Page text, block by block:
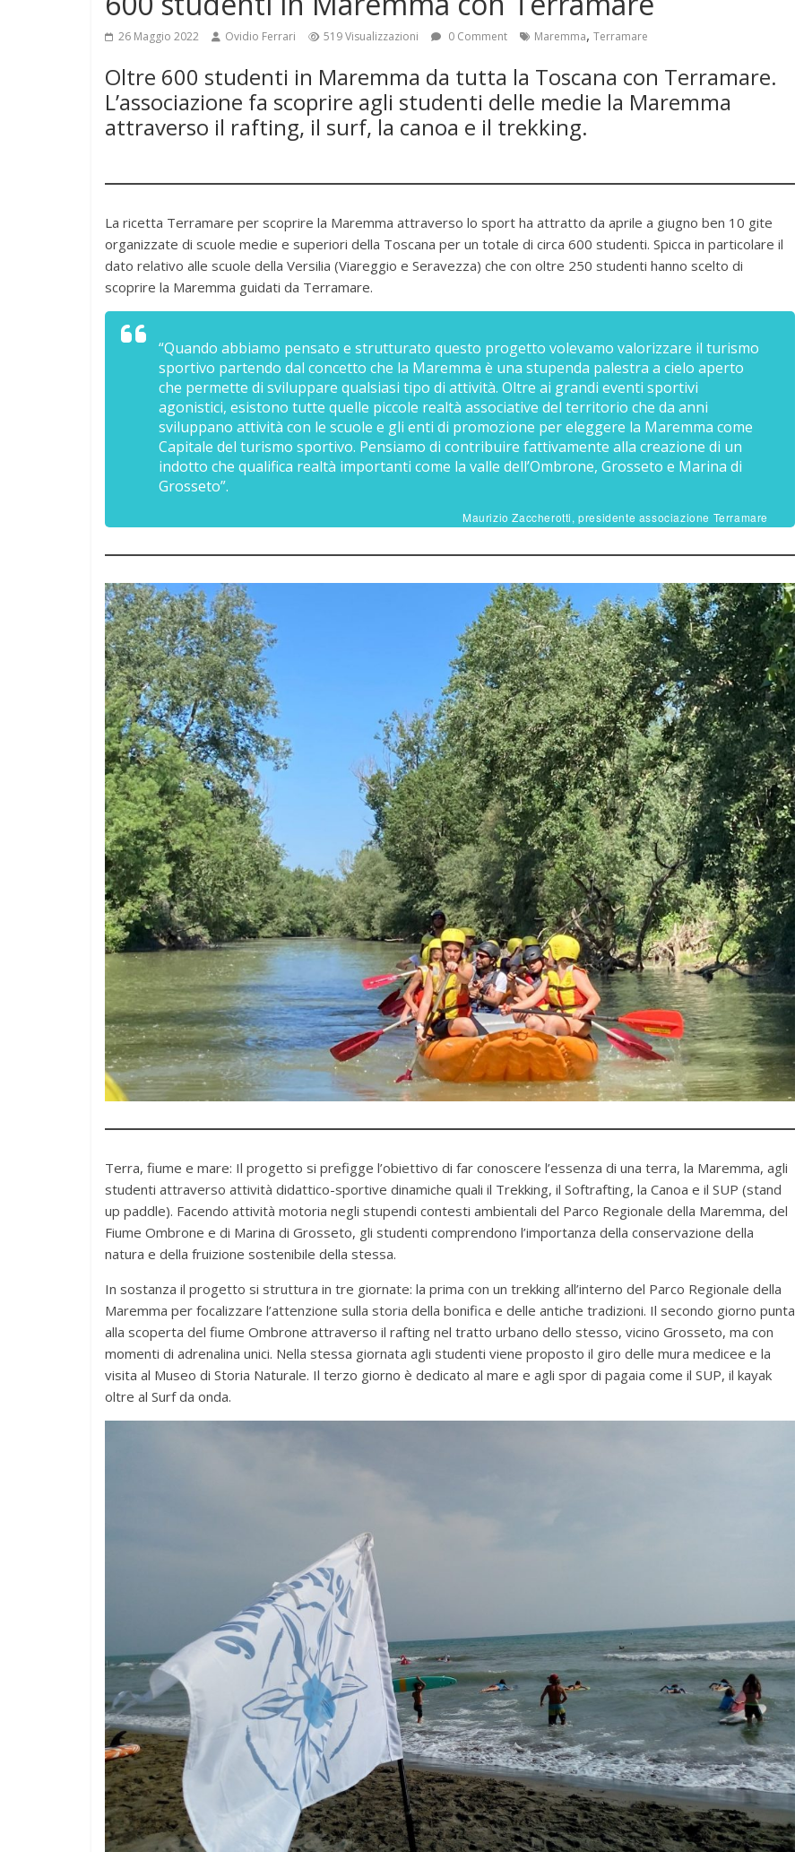
26 Maggio 2022 Ovidio Ferrari 519 Visualizzazioni 0 Comment Maremma, Terramare
Oltre 600 studenti in Maremma da tutta la Toscana con Terramare.
L’associazione fa scoprire agli studenti delle medie la Maremma
attraverso il rafting, il surf, la canoa e il trekking.
La ricetta Terramare per scoprire la Maremma attraverso lo sport ha attratto da aprile a giugno ben 10 gite
organizzate di scuole medie e superiori della Toscana per un totale di circa 600 studenti. Spicca in particolare il
dato relativo alle scuole della Versilia (Viareggio e Seravezza) che con oltre 250 studenti hanno scelto di
scoprire la Maremma guidati da Terramare.
“Quando abbiamo pensato e strutturato questo progetto volevamo valorizzare il turismo
sportivo partendo dal concetto che la Maremma è una stupenda palestra a cielo aperto
che permette di sviluppare qualsiasi tipo di attività. Oltre ai grandi eventi sportivi
agonistici, esistono tutte quelle piccole realtà associative del territorio che da anni
sviluppano attività con le scuole e gli enti di promozione per eleggere la Maremma come
Capitale del turismo sportivo. Pensiamo di contribuire fattivamente alla creazione di un
indotto che qualifica realtà importanti come la valle dell’Ombrone, Grosseto e Marina di
Grosseto”.
Maurizio Zaccherotti, presidente associazione Terramare
Terra, fiume e mare: Il progetto si prefigge l’obiettivo di far conoscere l’essenza di una terra, la Maremma, agli
studenti attraverso attività didattico-sportive dinamiche quali il Trekking, il Softrafting, la Canoa e il SUP (stand
up paddle). Facendo attività motoria negli stupendi contesti ambientali del Parco Regionale della Maremma, del
Fiume Ombrone e di Marina di Grosseto, gli studenti comprendono l’importanza della conservazione della
natura e della fruizione sostenibile della stessa.
In sostanza il progetto si struttura in tre giornate: la prima con un trekking all’interno del Parco Regionale della
Maremma per focalizzare l’attenzione sulla storia della bonifica e delle antiche tradizioni. Il secondo giorno punta
alla scoperta del fiume Ombrone attraverso il rafting nel tratto urbano dello stesso, vicino Grosseto, ma con
momenti di adrenalina unici. Nella stessa giornata agli studenti viene proposto il giro delle mura medicee e la
visita al Museo di Storia Naturale. Il terzo giorno è dedicato al mare e agli spor di pagaia come il SUP, il kayak
oltre al Surf da onda.